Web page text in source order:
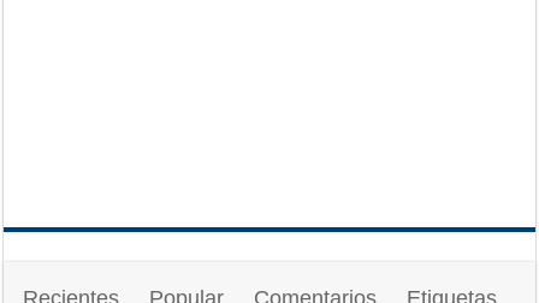
Recientes Popular Comentarios Etiquetas